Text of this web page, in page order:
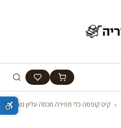
› קיט קופסה כלי תפירה מכסה עליון נשלף